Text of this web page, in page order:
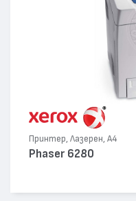
Принтер, Лазерен, А4
Phaser 6280